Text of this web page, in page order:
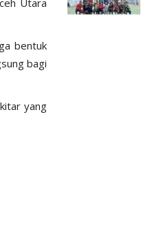
bentuk
bagi
yang